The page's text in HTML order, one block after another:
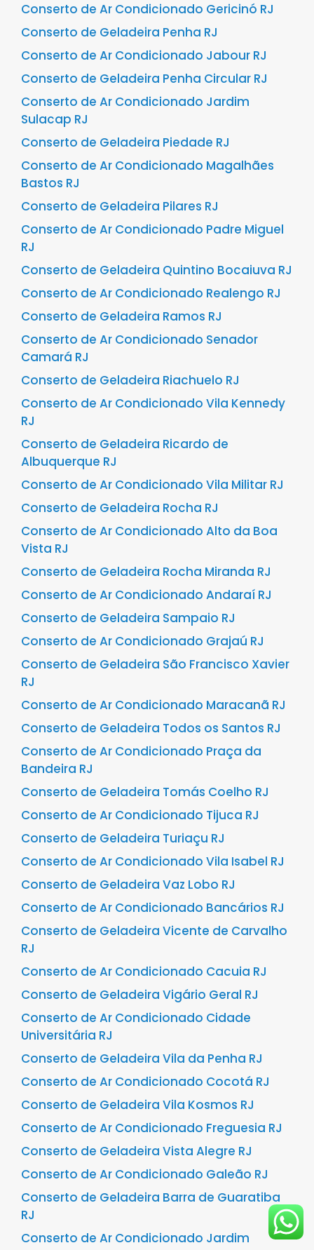
Conserto de Ar Condicionado Gericinó RJ
Conserto de Geladeira Penha RJ
Conserto de Ar Condicionado Jabour RJ
Conserto de Geladeira Penha Circular RJ
Conserto de Ar Condicionado Jardim
Sulacap RJ
Conserto de Geladeira Piedade RJ
Conserto de Ar Condicionado Magalhães
Bastos RJ
Conserto de Geladeira Pilares RJ
Conserto de Ar Condicionado Padre Miguel
RJ
Conserto de Geladeira Quintino Bocaiuva RJ
Conserto de Ar Condicionado Realengo RJ
Conserto de Geladeira Ramos RJ
Conserto de Ar Condicionado Senador
Camará RJ
Conserto de Geladeira Riachuelo RJ
Conserto de Ar Condicionado Vila Kennedy
RJ
Conserto de Geladeira Ricardo de
Albuquerque RJ
Conserto de Ar Condicionado Vila Militar RJ
Conserto de Geladeira Rocha RJ
Conserto de Ar Condicionado Alto da Boa
Vista RJ
Conserto de Geladeira Rocha Miranda RJ
Conserto de Ar Condicionado Andaraí RJ
Conserto de Geladeira Sampaio RJ
Conserto de Ar Condicionado Grajaú RJ
Conserto de Geladeira São Francisco Xavier
RJ
Conserto de Ar Condicionado Maracanã RJ
Conserto de Geladeira Todos os Santos RJ
Conserto de Ar Condicionado Praça da
Bandeira RJ
Conserto de Geladeira Tomás Coelho RJ
Conserto de Ar Condicionado Tijuca RJ
Conserto de Geladeira Turiaçu RJ
Conserto de Ar Condicionado Vila Isabel RJ
Conserto de Geladeira Vaz Lobo RJ
Conserto de Ar Condicionado Bancários RJ
Conserto de Geladeira Vicente de Carvalho
RJ
Conserto de Ar Condicionado Cacuia RJ
Conserto de Geladeira Vigário Geral RJ
Conserto de Ar Condicionado Cidade
Universitária RJ
Conserto de Geladeira Vila da Penha RJ
Conserto de Ar Condicionado Cocotá RJ
Conserto de Geladeira Vila Kosmos RJ
Conserto de Ar Condicionado Freguesia RJ
Conserto de Geladeira Vista Alegre RJ
Conserto de Ar Condicionado Galeão RJ
Conserto de Geladeira Barra de Guaratiba
RJ
Conserto de Ar Condicionado Jardim